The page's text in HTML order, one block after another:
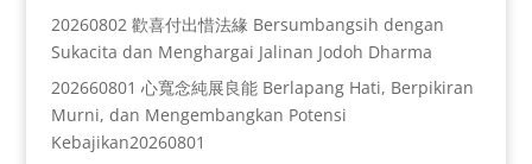
20260802 歡喜付出惜法緣 Bersumbangsih dengan
Sukacita dan Menghargai Jalinan Jodoh Dharma
202660801 心寬念純展良能 Berlapang Hati, Berpikiran
Murni, dan Mengembangkan Potensi
Kebajikan20260801